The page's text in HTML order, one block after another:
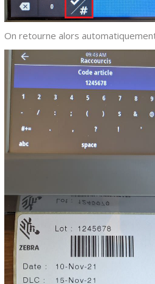
On retourne alors